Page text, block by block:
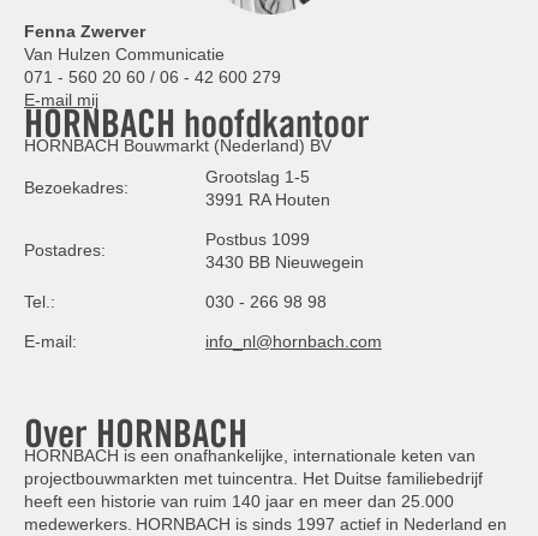
Fenna Zwerver
Van Hulzen Communicatie
071 - 560 20 60 / 06 - 42 600 279
E-mail mij
HORNBACH hoofdkantoor
HORNBACH Bouwmarkt (Nederland) BV
Bezoekadres:
Grootslag 1-5
3991 RA Houten
Postadres:
Postbus 1099
3430 BB Nieuwegein
Tel.: 030 - 266 98 98
E-mail: info_nl@hornbach.com
Over HORNBACH
HORNBACH is een onafhankelijke, internationale keten van
projectbouwmarkten met tuincentra. Het Duitse familiebedrijf
heeft een historie van ruim 140 jaar en meer dan 25.000
medewerkers. HORNBACH is sinds 1997 actief in Nederland en